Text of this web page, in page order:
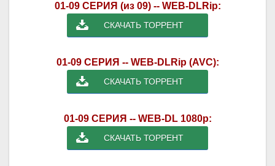
01-09 СЕРИЯ (из 09) -- WEB-DLRip:
СКАЧАТЬ ТОРРЕНТ
01-09 СЕРИЯ -- WEB-DLRip (AVC):
СКАЧАТЬ ТОРРЕНТ
01-09 СЕРИЯ -- WEB-DL 1080p:
СКАЧАТЬ ТОРРЕНТ